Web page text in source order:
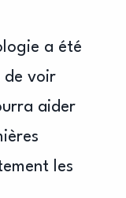
a été
de voir
aider
les